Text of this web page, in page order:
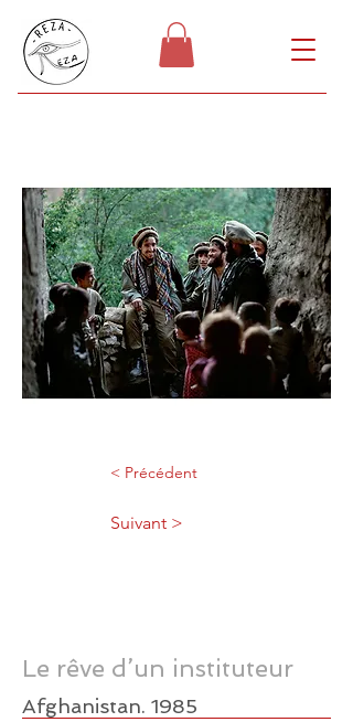
< Précédent
Suivant >
Le rêve d’un instituteur
Afghanistan. 1985